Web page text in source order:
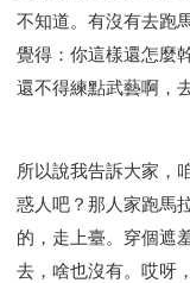
不知道。有沒有去跑
覺得：你這樣還怎麼
還不得練點武藝啊，
所以說我告訴大家，
惑人吧？那人家跑馬
的，走上臺。穿個遮
去，啥也沒有。哎呀